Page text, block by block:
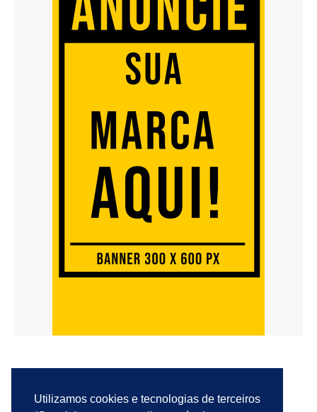
Utilizamos cookies e tecnologias de terceiros